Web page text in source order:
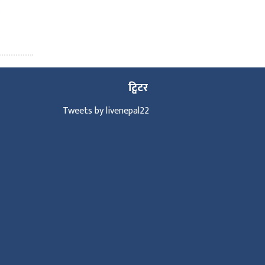
ट्विटर
Tweets by livenepal22